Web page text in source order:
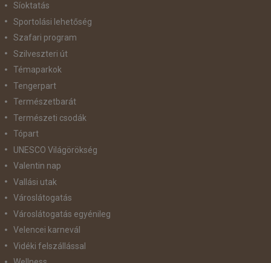
Síoktatás
Sportolási lehetőség
Szafari program
Szilveszteri út
Témaparkok
Tengerpart
Természetbarát
Természeti csodák
Tópart
UNESCO Világörökség
Valentin nap
Vallási utak
Városlátogatás
Városlátogatás egyénileg
Velencei karnevál
Vidéki felszállással